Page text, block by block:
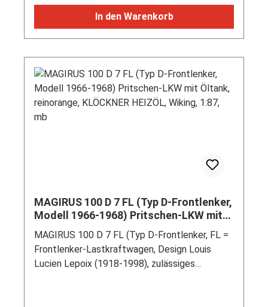
eingebautem Standlicht + jede 2.
Kühlergrillstrebe mit Chronzierleiste +
Stoßstange vorne an den Ecken leicht
abgerundet und mit Stoßstangenhörnern +
verchromter Windschutzscheiben- und Fond-
Fensterrahmen + verchromter Doppel-
Scheibenwischer + Sonnenblende +
Instrumentenbrett mit Tachometer, Zeituhr,
Innenbeleuchtung + Armlehne im Fond +
verchromte Zierleisten über die gesamte
Wagenaußenseite und am Instrumentenbrett,
synchronisiertes 3-Gang-Schaltgetriebe als
Knüppel-Mittelschaltung, Hinterradantrieb,
Motor: Ford wassergekühlter Vierzylinder-
In den Warenkorb
MAGIRUS 100 D 7 FL (Typ D-Frontlenker,
Modell 1966-1968) Pritschen-LKW mit
Öltank, reinorange, KLÖCKNER HEIZÖL,
Wiking, 1:87, mb
MAGIRUS 100 D 7 FL (Typ D-Frontlenker, FL =
Frontlenker-Lastkraftwagen, Design Louis
Lucien Lepoix (1918-1998), zulässiges